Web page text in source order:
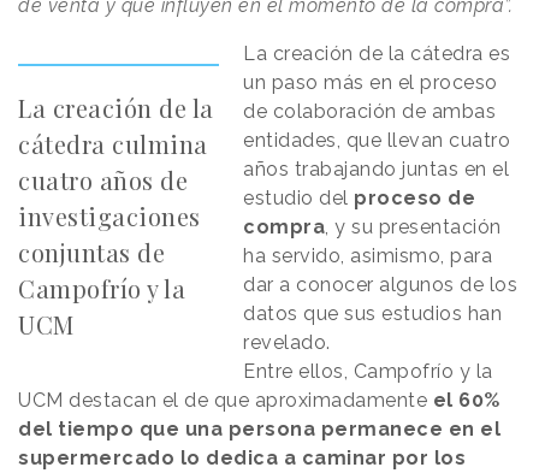
de venta y que influyen en el momento de la compra”.
La creación de la
cátedra culmina
cuatro años de
investigaciones
conjuntas de
Campofrío y la
UCM
La creación de la cátedra es
un paso más en el proceso
de colaboración de ambas
entidades, que llevan cuatro
años trabajando juntas en el
estudio del proceso de
compra, y su presentación
ha servido, asimismo, para
dar a conocer algunos de los
datos que sus estudios han
revelado.
Entre ellos, Campofrío y la
UCM destacan el de que aproximadamente el 60%
del tiempo que una persona permanece en el
supermercado lo dedica a caminar por los